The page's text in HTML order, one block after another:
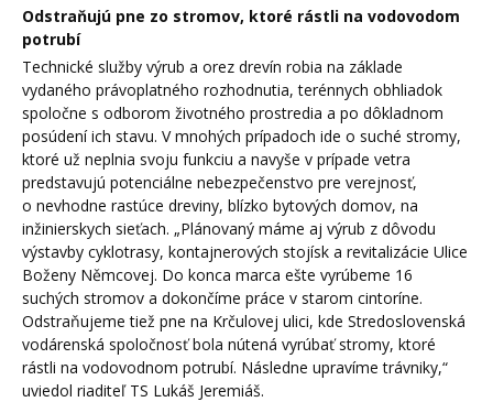
Odstraňujú pne zo stromov, ktoré rástli na vodovodom
potrubí
Technické služby výrub a orez drevín robia na základe
vydaného právoplatného rozhodnutia, terénnych obhliadok
spoločne s odborom životného prostredia a po dôkladnom
posúdení ich stavu. V mnohých prípadoch ide o suché stromy,
ktoré už neplnia svoju funkciu a navyše v prípade vetra
predstavujú potenciálne nebezpečenstvo pre verejnosť,
o nevhodne rastúce dreviny, blízko bytových domov, na
inžinierskych sieťach. „Plánovaný máme aj výrub z dôvodu
výstavby cyklotrasy, kontajnerových stojísk a revitalizácie Ulice
Boženy Němcovej. Do konca marca ešte vyrúbeme 16
suchých stromov a dokončíme práce v starom cintoríne.
Odstraňujeme tiež pne na Krčulovej ulici, kde Stredoslovenská
vodárenská spoločnosť bola nútená vyrúbať stromy, ktoré
rástli na vodovodnom potrubí. Následne upravíme trávniky,“
uviedol riaditeľ TS Lukáš Jeremiáš.